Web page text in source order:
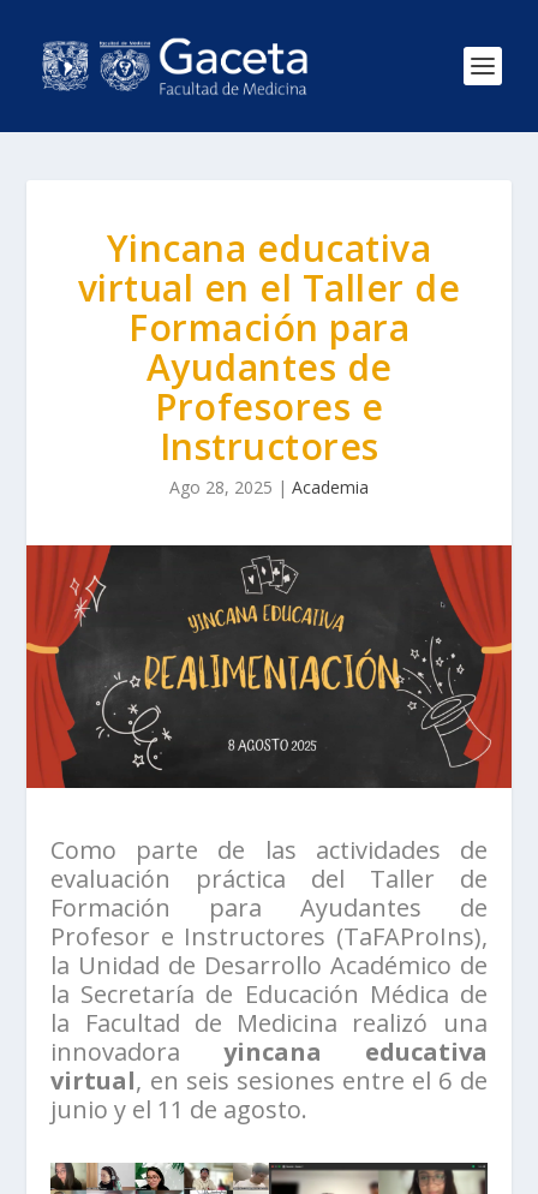
Yincana educativa
virtual en el Taller de
Formación para
Ayudantes de
Profesores e
Instructores
Ago 28, 2025 | Academia
Como parte de las actividades de
evaluación práctica del Taller de
Formación para Ayudantes de
Profesor e Instructores (TaFAProIns),
la Unidad de Desarrollo Académico de
la Secretaría de Educación Médica de
la Facultad de Medicina realizó una
innovadora yincana educativa
virtual, en seis sesiones entre el 6 de
junio y el 11 de agosto.